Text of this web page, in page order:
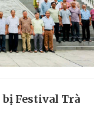
Festival Trà